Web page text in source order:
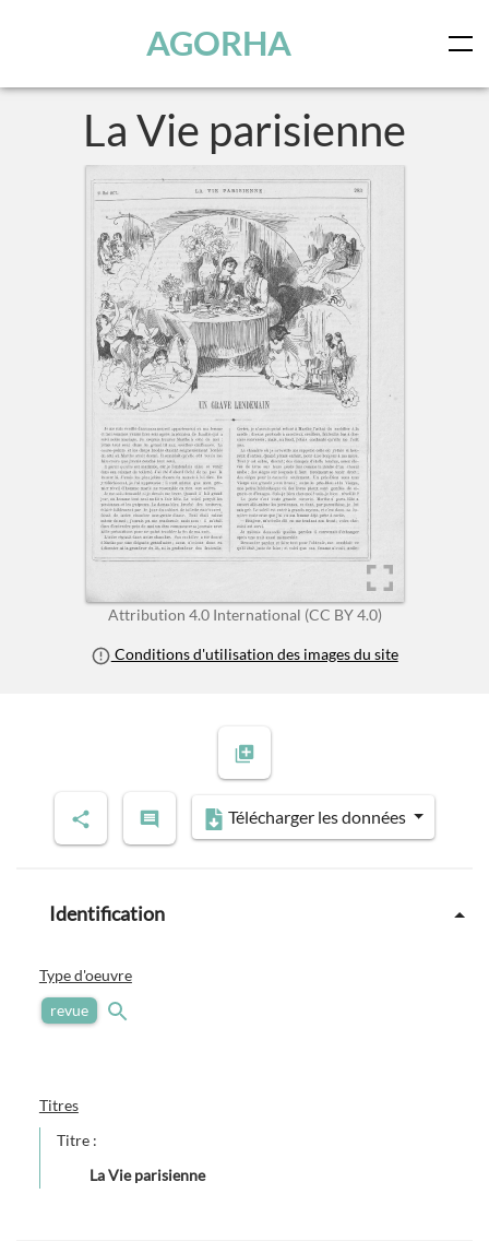
AGORHA
La Vie parisienne
Attribution 4.0 International (CC BY 4.0)
Conditions d'utilisation des images du site
Télécharger les données
Identification
Type d'oeuvre
revue
Titres
Titre :
La Vie parisienne